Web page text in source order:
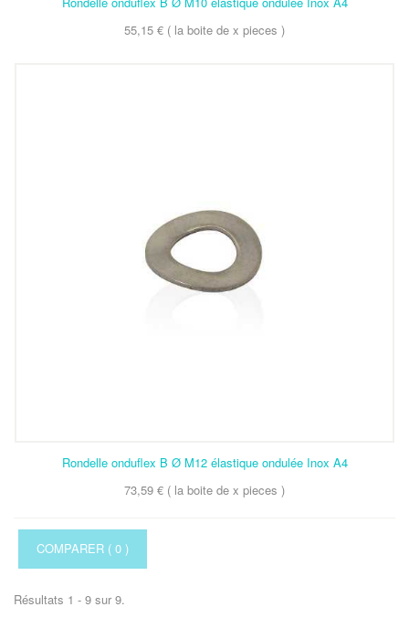
55,15 € ( la boite de x pieces )
Rondelle onduflex B Ø M12 élastique ondulée Inox A4
73,59 € ( la boite de x pieces )
COMPARER ( 0 )
Résultats 1 - 9 sur 9.